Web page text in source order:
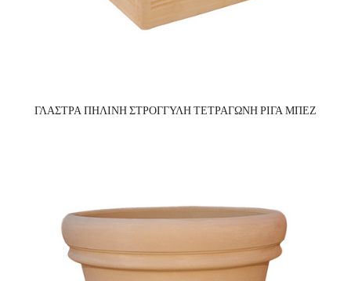
ΓΛΑΣΤΡΑ ΠΗΛΙΝΗ ΣΤΡΟΓΓΥΛΗ ΤΕΤΡΑΓΩΝΗ ΡΙΓΑ ΜΠΕΖ